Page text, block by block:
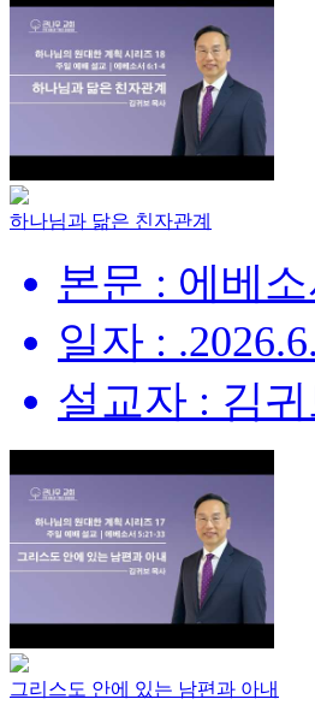
하나님과 닮은 친자관계
본문 : 에베
일자 :
설교자 : 김
그리스도 안에 있는 남편과 아내